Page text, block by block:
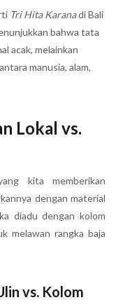
Tri Hita Karanadi Bali
bahwa tata
acak, melainkan
manusia, alam,
Lokal vs.
kita memberikan
dengan material
diadu dengan kolom
melawan rangka baja
vs. Kolom